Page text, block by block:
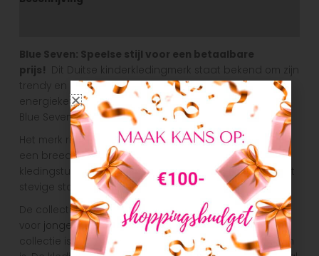
Blue Seven: Speelse stijl voor een betaalbare
prijs! Dit Duitse kinderkledingmerk staat bekend om zijn
trendy en comfortabele collecties, perfect voor
energieke kids. Van vrolijke prints tot stoere looks – bij
Blue Seven draait het om kwaliteit en plezier!
Het merk richt zich voornamelijk op jongeren en biedt
een breed scala aan stijlvolle en eigentijdse
kledingstukken. De kwaliteit van de kleding is goed, met
stevige stoffen en mooie afwerkingen.
De collectie van Blue Seven bestaat uit kleding
voor jongens,meisjesenunisex. Het leuke aan de
collectie is dat het compleet met elkaar te combineren